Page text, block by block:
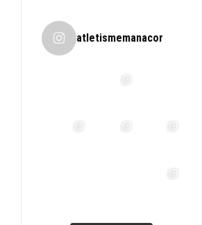
atletismemanacor